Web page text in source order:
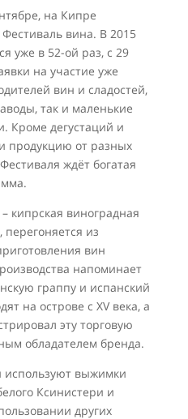
на Кипре
вина. В 2015
уже в 52-ой раз, с 29
на участие уже
вин и сладостей,
так и маленькие
Кроме дегустаций и
продукцию от разных
ждёт богатая
кипрская виноградная
из
вин
напоминает
граппу и испанский
на острове с XV века, а
эту торговую
обладателем бренда.
используют выжимки
Ксинистери и
других